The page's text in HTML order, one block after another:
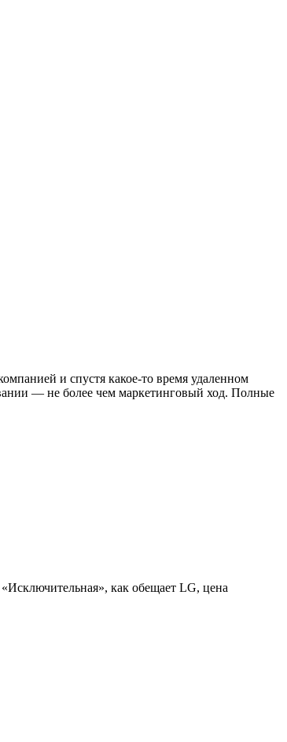
и спустя какое-то время удаленном
— не более чем маркетинговый ход. Полные
как обещает LG, цена